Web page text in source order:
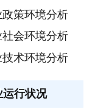
策环境分析
会环境分析
术环境分析
行状况